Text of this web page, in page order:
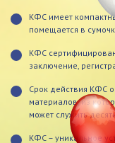
КФС имеет
помещается в
КФС
заключение,
Срок действия КФС
материалов, из
может служить
КФС – уникальное